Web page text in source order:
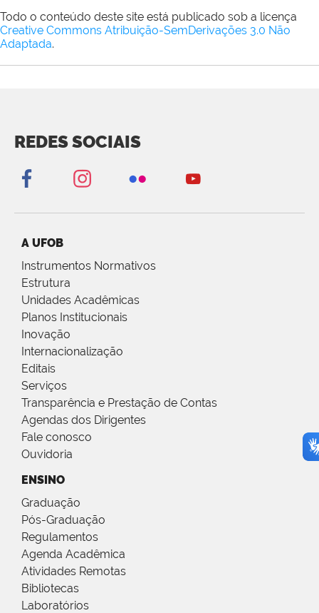
Todo o conteúdo deste site está publicado sob a licença
Creative Commons Atribuição-SemDerivações 3.0 Não
Adaptada.
REDES SOCIAIS
A UFOB
Instrumentos Normativos
Estrutura
Unidades Acadêmicas
Planos Institucionais
Inovação
Internacionalização
Editais
Serviços
Transparência e Prestação de Contas
Agendas dos Dirigentes
Fale conosco
Ouvidoria
ENSINO
Graduação
Pós-Graduação
Regulamentos
Agenda Acadêmica
Atividades Remotas
Bibliotecas
Laboratórios